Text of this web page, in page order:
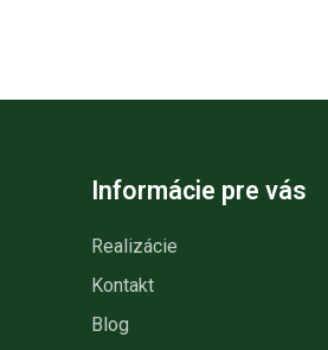
Informácie pre vás
Realizácie
Kontakt
Blog